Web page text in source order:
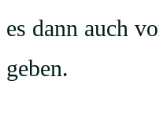
es dann auch
geben.